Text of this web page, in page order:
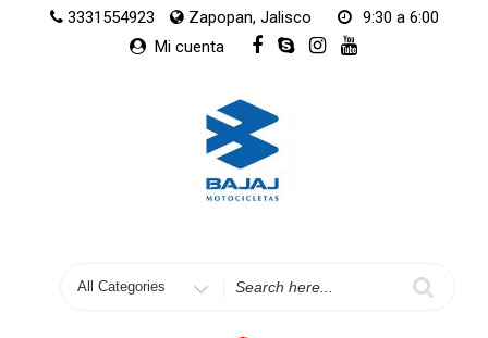
3331554923 Zapopan, Jalisco
9:30 a 6:00
Mi cuenta